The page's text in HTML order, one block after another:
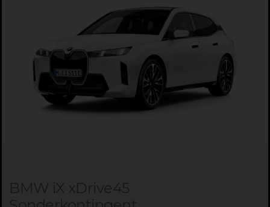
BMW iX xDrive45